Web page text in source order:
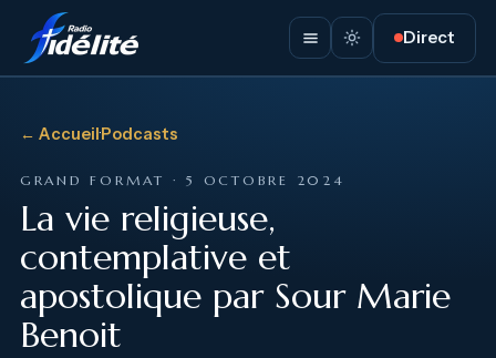
Direct
← Accueil·Podcasts
GRAND FORMAT · 5 OCTOBRE 2024
La vie religieuse,
contemplative et
apostolique par Sour Marie
Benoit